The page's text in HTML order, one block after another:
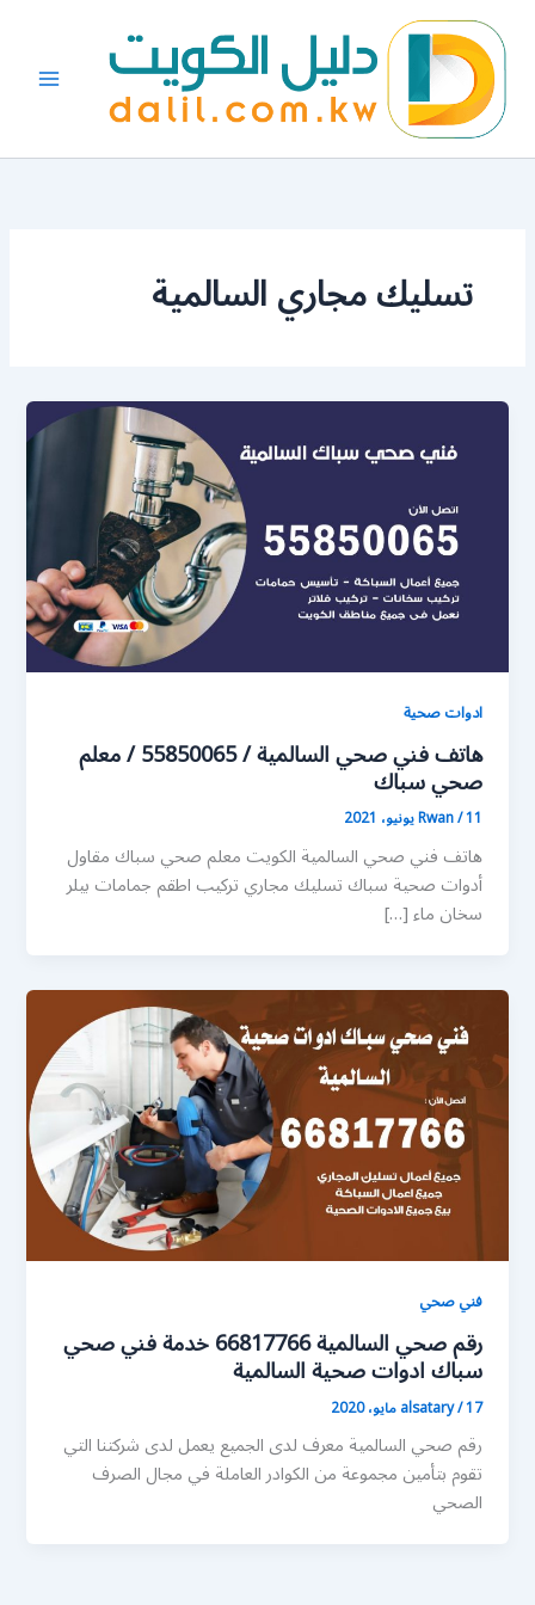
المحتوى
تسليك مجاري السالمية
ادوات صحية
هاتف فني صحي السالمية / 55850065 / معلم
صحي سباك
Rwan/11 يونيو، 2021
هاتف فني صحي السالمية الكويت معلم صحي سباك مقاول
أدوات صحية سباك تسليك مجاري تركيب اطقم جمامات بيلر
سخان ماء […]
فني صحي
رقم صحي السالمية 66817766 خدمة فني صحي
سباك ادوات صحية السالمية
alsatary/17 مايو، 2020
رقم صحي السالمية معرف لدى الجميع يعمل لدى شركتنا التي
تقوم بتأمين مجموعة من الكوادر العاملة في مجال الصرف
الصحي